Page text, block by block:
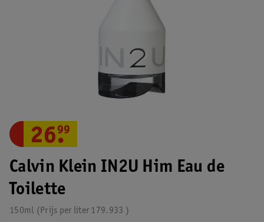
Calvin Klein IN2U Him Eau de
Toilette
150ml 179.933
Prijs per liter
26.
99